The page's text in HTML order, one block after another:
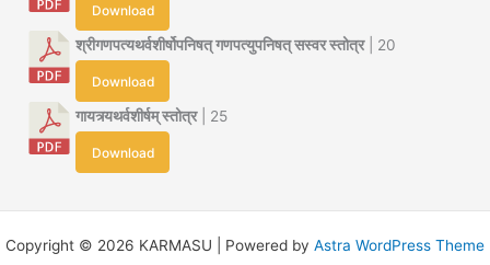
Download
श्रीगणपत्यथर्वशीर्षोपनिषत् गणपत्युपनिषत् सस्वर स्तोत्र| 20
Download
गायत्र्यथर्वशीर्षम् स्तोत्र| 25
Download
Copyright © 2026 KARMASU | Powered by Astra WordPress Theme